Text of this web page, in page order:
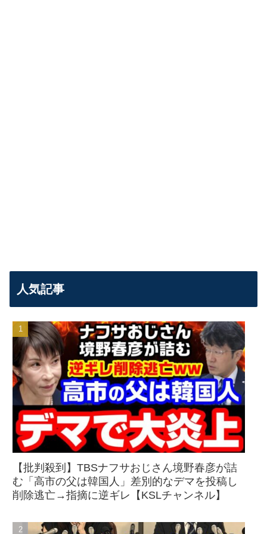
人気記事
【批判殺到】TBSナフサおじさん境野春彦が詰
む「高市の父は韓国人」差別的なデマを投稿し
削除逃亡→指摘に逆ギレ【KSLチャンネル】